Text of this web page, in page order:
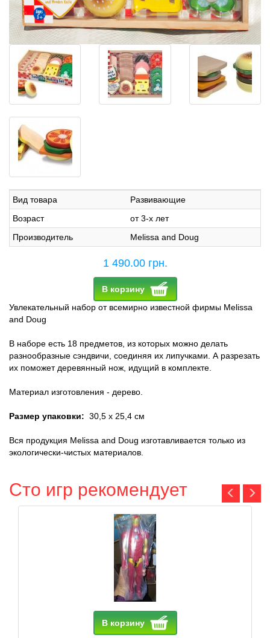
Вид товара
Развивающие
Возраст
от 3-х лет
Производитель
Melissa and Doug
1 490.00 грн.
В корзину
Увлекательный набор от всемирно известной фирмы Melissa
and Doug
В наборе есть 18 предметов, из которых можно делать
разнообразные сэндвичи, соединяя их липучками. А разрезать
их поможет деревянный нож, идущий в комплекте.
Материал изготовления - дерево.
Размер упаковки: 30,5 х 25,4 см
Вся продукция Melissa and Doug изготавливается только из
экологически-чистых материалов.
Сто игр рекомендует
В корзину